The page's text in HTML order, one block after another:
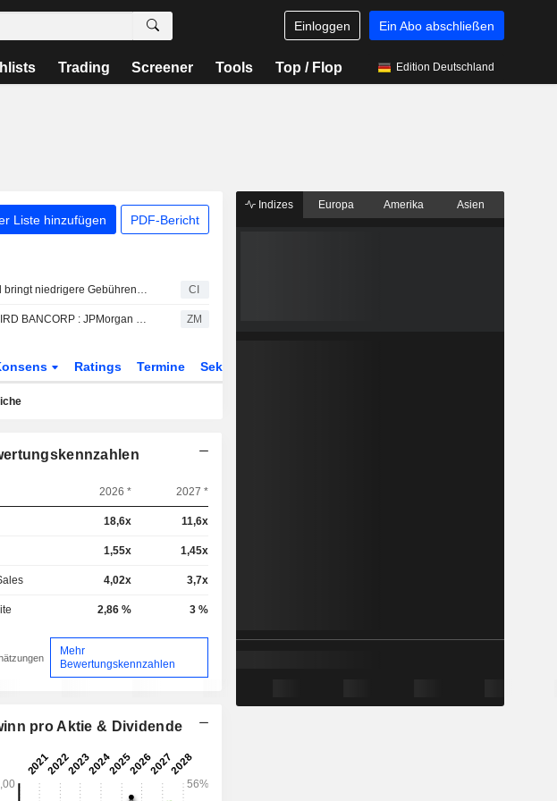
Einloggen Ein Abo abschließen
Trading Screener Tools Top / Flop Edition Deutschland
Liste hinzufügen PDF-Bericht
Fifth Third bringt niedrigere Gebühren, frühere Gehaltsgutschriften und neue Alltagsbanking-Vorteile für Comerica-Kunden CI
FIFTH THIRD BANCORP : JPMorgan Chase bekräftigt seine Kaufempfehlung ZM
Ratings Termine Sektor
2026 * 2027 *
18,6x 11,6x
1,55x 1,45x
4,02x 3,7x
2,86 % 3 %
Mehr
Bewertungskennzahlen
pro Aktie & Dividende
Indizes Europa Amerika Asien